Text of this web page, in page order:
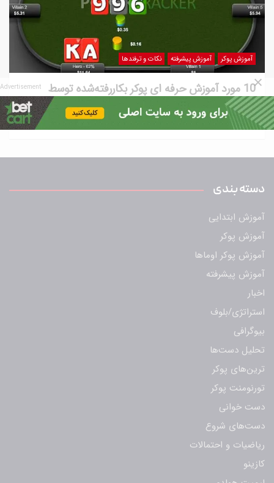
آموزش پوکر آموزش پیشرفته نکات و ترفندها
10 مورد آموزش حرفه ای پوکر بکاررفته‌شده توسط
طرفداران این سبک
5 سال ago پوکرستان
دسته بندی
آموزش ابتدایی
آموزش پوکر
آموزش پوکر اوماها
آموزش پیشرفته
اخبار
استراتژی/بلوف
بیوگرافی
تحلیل دست‌ها
ترین‌های پوکر
تورنومنت پوکر
دست خوانی
دست‌های شروع
ریاضیات و احتمالات
کازینو
Advertisement